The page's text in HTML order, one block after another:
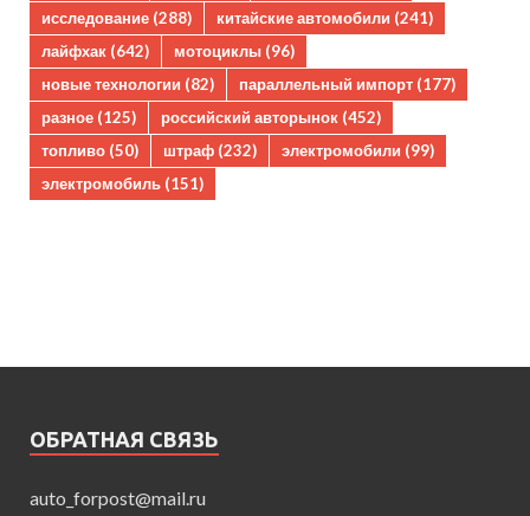
исследование (288) китайские автомобили (241)
лайфхак (642) мотоциклы (96)
новые технологии (82) параллельный импорт (177)
разное (125) российский авторынок (452)
топливо (50) штраф (232) электромобили (99)
электромобиль (151)
ОБРАТНАЯ СВЯЗЬ
auto_forpost@mail.ru